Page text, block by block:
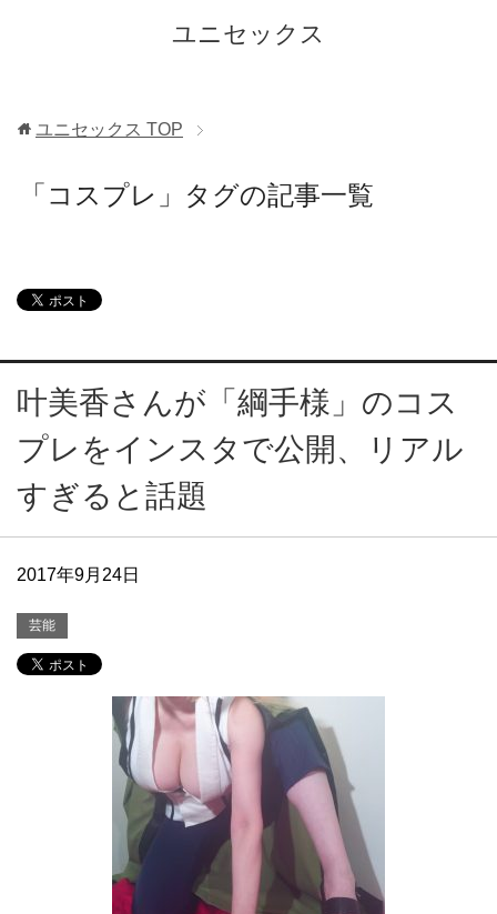
ユニセックス
ユニセックス TOP
「コスプレ」タグの記事一覧
叶美香さんが「綱手様」のコス
プレをインスタで公開、リアル
すぎると話題
2017年9月24日
芸能